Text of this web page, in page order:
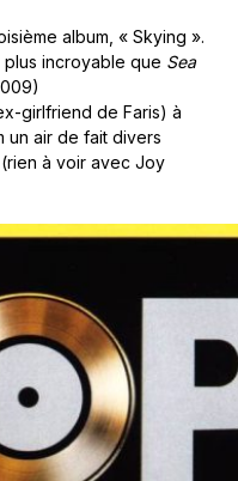
album, « Skying ».
plus incroyable que Sea
girlfriend de Faris) à
un air de fait divers
à voir avec Joy